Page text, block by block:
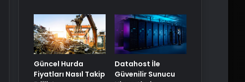
Güncel Hurda
Fiyatları Nasıl Takip
Datahost İle
Güvenilir Sunucu